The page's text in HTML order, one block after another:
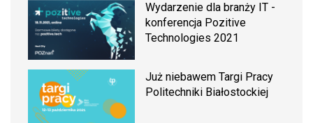
Wydarzenie dla branży IT -
konferencja Pozitive
Technologies 2021
Już niebawem Targi Pracy
Politechniki Białostockiej